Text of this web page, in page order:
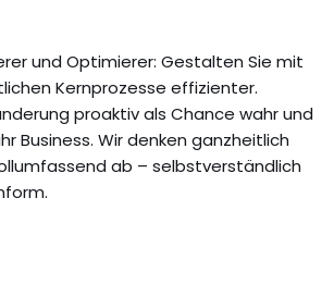
und Optimierer: Gestalten Sie mit
Kernprozesse effizienter.
proaktiv als Chance wahr und
Business. Wir denken ganzheitlich
ab – selbstverständlich